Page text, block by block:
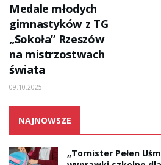
Medale młodych
gimnastyków z TG
„Sokoła” Rzeszów
na mistrzostwach
świata
09.10.2025
NAJNOWSZE
„Tornister Pełen